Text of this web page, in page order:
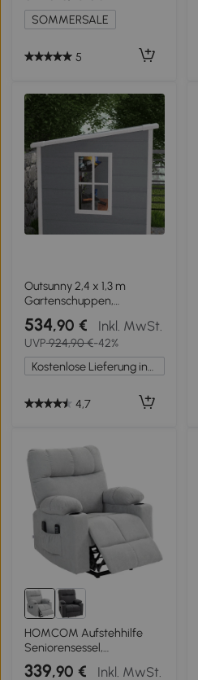
SOMMERSALE
5
Outsunny 2,4 x 1,3 m
Gartenschuppen,
Kunststoff-Gartenhaus mit
Boden, Fenster,
verschließbare Türen, für
Garten, Terrasse, Grau
534,90 € Inkl. MwSt.
UVP924,90 €-42%
4,7
HOMCOM Aufstehhilfe
Seniorensessel,
Liegefunktion, inkl.
Fernbedienung, 144 cm x 91
339,90 € Inkl. MwSt.